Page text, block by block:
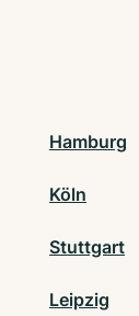
Hamburg
Köln
Stuttgart
Leipzig